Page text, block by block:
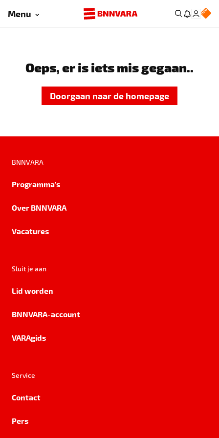
Menu
Oeps, er is iets mis gegaan..
Doorgaan naar de homepage
BNNVARA
Programma's
Over BNNVARA
Vacatures
Sluit je aan
Lid worden
BNNVARA-account
VARAgids
Service
Contact
Pers